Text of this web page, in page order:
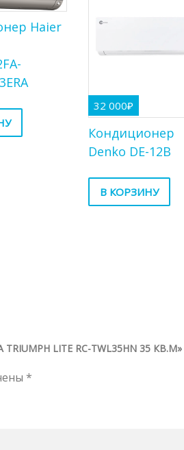
Haier
32 000₽
Кондиционер
Denko DE-12B
В КОРЗИНУ
LITE RC-TWL35HN 35 КВ.М»
*